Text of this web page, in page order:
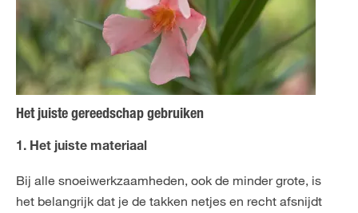
Het juiste gereedschap gebruiken
1. Het juiste materiaal
Bij alle snoeiwerkzaamheden, ook de minder grote, is
het belangrijk dat je de takken netjes en recht afsnijdt